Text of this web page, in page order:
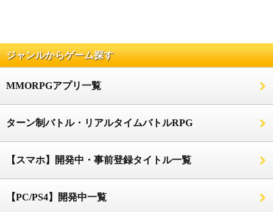
ジャンルからゲーム探す
MMORPGアプリ一覧
ターン制バトル・リアルタイムバトルRPG
【スマホ】開発中・事前登録タイトル一覧
【PC/PS4】開発中一覧